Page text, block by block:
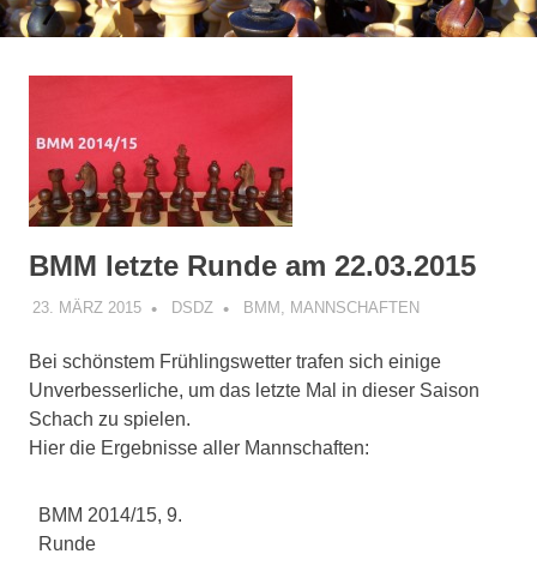
Inhalt
springen
BMM letzte Runde am 22.03.2015
23. MÄRZ 2015 DSDZ BMM MANNSCHAFTEN
Bei schönstem Frühlingswetter trafen sich einige
Unverbesserliche, um das letzte Mal in dieser Saison
Schach zu spielen.
Hier die Ergebnisse aller Mannschaften:
BMM 2014/15, 9.
Runde